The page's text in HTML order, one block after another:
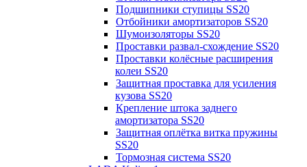
Подшипники ступицы SS20
Отбойники амортизаторов SS20
Шумоизоляторы SS20
Проставки развал-схождение SS20
Проставки колёсные расширения
колеи SS20
Защитная проставка для усиления
кузова SS20
Крепление штока заднего
амортизатора SS20
Защитная оплётка витка пружины
SS20
Тормозная система SS20